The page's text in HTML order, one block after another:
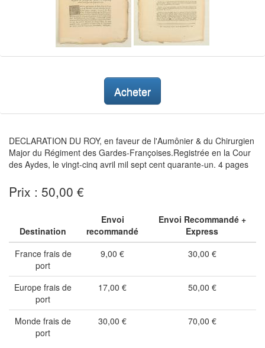
Acheter
DECLARATION DU ROY, en faveur de l'Aumônier & du Chirurgien
Major du Régiment des Gardes-Françoises.Registrée en la Cour
des Aydes, le vingt-cinq avril mil sept cent quarante-un. 4 pages
Prix : 50,00 €
Destination
Envoi
recommandé
Envoi Recommandé +
Express
France frais de
port
9,00 € 30,00 €
Europe frais de
port
17,00 € 50,00 €
Monde frais de
port
30,00 € 70,00 €